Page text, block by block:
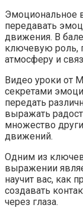
Эмоциональное
передавать
движения. В
ключевую роль,
атмосферу и
Видео уроки от
секретами
передать
выражать
множество
движений.
Одним из
выражении
научит вас, как
создавать
через глаза.